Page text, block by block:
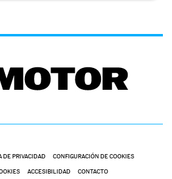
DE PRIVACIDAD CONFIGURACIÓN DE COOKIES
ACCESIBILIDAD CONTACTO